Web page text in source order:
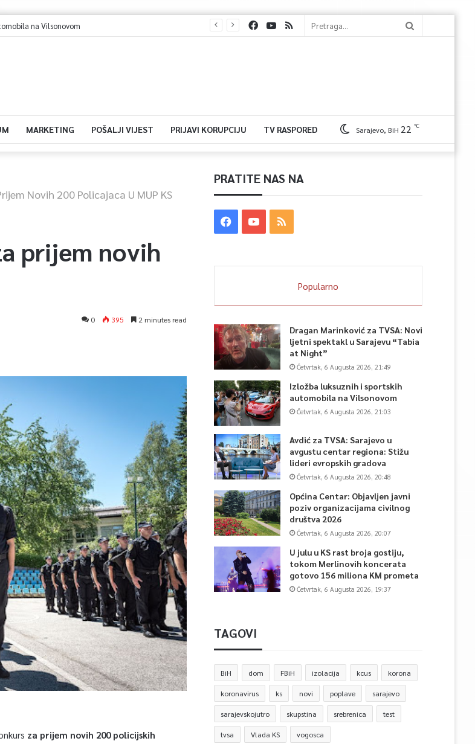
centar regiona: Stižu lideri evropskih gradova
MARKETING POŠALJI VIJEST PRIJAVI KORUPCIJU TV RASPORED Sarajevo, BiH 22 ℃
Novih 200 Policajaca U MUP KS
prijem novih
0 395 2 minutes read
za prijem novih 200 policijskih
PRATITE NAS NA
Popularno
Dragan Marinković za TVSA: Novi
ljetni spektakl u Sarajevu “Tabia
at Night”
Četvrtak, 6 Augusta 2026, 21:49
Izložba luksuznih i sportskih
automobila na Vilsonovom
Četvrtak, 6 Augusta 2026, 21:03
Avdić za TVSA: Sarajevo u
avgustu centar regiona: Stižu
lideri evropskih gradova
Četvrtak, 6 Augusta 2026, 20:48
Općina Centar: Objavljen javni
poziv organizacijama civilnog
društva 2026
Četvrtak, 6 Augusta 2026, 20:07
U julu u KS rast broja gostiju,
tokom Merlinovih koncerata
gotovo 156 miliona KM prometa
Četvrtak, 6 Augusta 2026, 19:37
TAGOVI
BiH dom FBiH izolacija kcus korona
koronavirus ks novi poplave sarajevo
sarajevskojutro skupstina srebrenica test
tvsa Vlada KS vogosca